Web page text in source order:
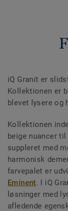
iQ Granit er
Kollektionen er
blevet lysere og
Kollektionen
beige nuancer
suppleret med
harmonisk
farvepalet er
Eminent. I iQ
løsninger med
afledende